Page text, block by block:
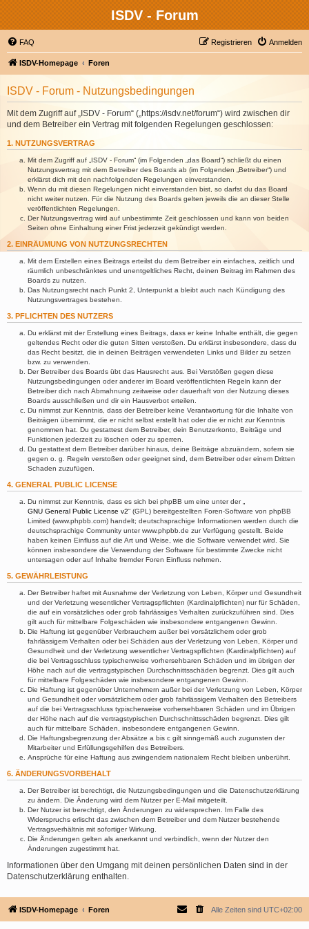
ISDV - Forum
FAQ Anmelden
Registrieren
ISDV-Homepage Foren
ISDV - Forum - Nutzungsbedingungen
Mit dem Zugriff auf „ISDV - Forum“ („https://isdv.net/forum“) wird zwischen dir
und dem Betreiber ein Vertrag mit folgenden Regelungen geschlossen:
1. NUTZUNGSVERTRAG
Mit dem Zugriff auf „ISDV - Forum“ (im Folgenden „das Board“) schließt du einen
Nutzungsvertrag mit dem Betreiber des Boards ab (im Folgenden „Betreiber“) und
erklärst dich mit den nachfolgenden Regelungen einverstanden.
Wenn du mit diesen Regelungen nicht einverstanden bist, so darfst du das Board
nicht weiter nutzen. Für die Nutzung des Boards gelten jeweils die an dieser Stelle
veröffentlichten Regelungen.
Der Nutzungsvertrag wird auf unbestimmte Zeit geschlossen und kann von beiden
Seiten ohne Einhaltung einer Frist jederzeit gekündigt werden.
2. EINRÄUMUNG VON NUTZUNGSRECHTEN
Mit dem Erstellen eines Beitrags erteilst du dem Betreiber ein einfaches, zeitlich und
räumlich unbeschränktes und unentgeltliches Recht, deinen Beitrag im Rahmen des
Boards zu nutzen.
Das Nutzungsrecht nach Punkt 2, Unterpunkt a bleibt auch nach Kündigung des
Nutzungsvertrages bestehen.
3. PFLICHTEN DES NUTZERS
Du erklärst mit der Erstellung eines Beitrags, dass er keine Inhalte enthält, die gegen
geltendes Recht oder die guten Sitten verstoßen. Du erklärst insbesondere, dass du
das Recht besitzt, die in deinen Beiträgen verwendeten Links und Bilder zu setzen
bzw. zu verwenden.
Der Betreiber des Boards übt das Hausrecht aus. Bei Verstößen gegen diese
Nutzungsbedingungen oder anderer im Board veröffentlichten Regeln kann der
Betreiber dich nach Abmahnung zeitweise oder dauerhaft von der Nutzung dieses
Boards ausschließen und dir ein Hausverbot erteilen.
Du nimmst zur Kenntnis, dass der Betreiber keine Verantwortung für die Inhalte von
Beiträgen übernimmt, die er nicht selbst erstellt hat oder die er nicht zur Kenntnis
genommen hat. Du gestattest dem Betreiber, dein Benutzerkonto, Beiträge und
Funktionen jederzeit zu löschen oder zu sperren.
Du gestattest dem Betreiber darüber hinaus, deine Beiträge abzuändern, sofern sie
gegen o. g. Regeln verstoßen oder geeignet sind, dem Betreiber oder einem Dritten
Schaden zuzufügen.
4. GENERAL PUBLIC LICENSE
Du nimmst zur Kenntnis, dass es sich bei phpBB um eine unter der „
GNU General Public License v2“ (GPL) bereitgestellten Foren-Software von phpBB
Limited (www.phpbb.com) handelt; deutschsprachige Informationen werden durch die
deutschsprachige Community unter www.phpbb.de zur Verfügung gestellt. Beide
haben keinen Einfluss auf die Art und Weise, wie die Software verwendet wird. Sie
können insbesondere die Verwendung der Software für bestimmte Zwecke nicht
untersagen oder auf Inhalte fremder Foren Einfluss nehmen.
5. GEWÄHRLEISTUNG
Der Betreiber haftet mit Ausnahme der Verletzung von Leben, Körper und Gesundheit
und der Verletzung wesentlicher Vertragspflichten (Kardinalpflichten) nur für Schäden,
die auf ein vorsätzliches oder grob fahrlässiges Verhalten zurückzuführen sind. Dies
gilt auch für mittelbare Folgeschäden wie insbesondere entgangenen Gewinn.
Die Haftung ist gegenüber Verbrauchern außer bei vorsätzlichem oder grob
fahrlässigem Verhalten oder bei Schäden aus der Verletzung von Leben, Körper und
Gesundheit und der Verletzung wesentlicher Vertragspflichten (Kardinalpflichten) auf
die bei Vertragsschluss typischerweise vorhersehbaren Schäden und im übrigen der
Höhe nach auf die vertragstypischen Durchschnittsschäden begrenzt. Dies gilt auch
für mittelbare Folgeschäden wie insbesondere entgangenen Gewinn.
Die Haftung ist gegenüber Unternehmern außer bei der Verletzung von Leben, Körper
und Gesundheit oder vorsätzlichem oder grob fahrlässigem Verhalten des Betreibers
auf die bei Vertragsschluss typischerweise vorhersehbaren Schäden und im Übrigen
der Höhe nach auf die vertragstypischen Durchschnittsschäden begrenzt. Dies gilt
auch für mittelbare Schäden, insbesondere entgangenen Gewinn.
Die Haftungsbegrenzung der Absätze a bis c gilt sinngemäß auch zugunsten der
Mitarbeiter und Erfüllungsgehilfen des Betreibers.
Ansprüche für eine Haftung aus zwingendem nationalem Recht bleiben unberührt.
6. ÄNDERUNGSVORBEHALT
Der Betreiber ist berechtigt, die Nutzungsbedingungen und die Datenschutzerklärung
zu ändern. Die Änderung wird dem Nutzer per E-Mail mitgeteilt.
Der Nutzer ist berechtigt, den Änderungen zu widersprechen. Im Falle des
Widerspruchs erlischt das zwischen dem Betreiber und dem Nutzer bestehende
Vertragsverhältnis mit sofortiger Wirkung.
Die Änderungen gelten als anerkannt und verbindlich, wenn der Nutzer den
Änderungen zugestimmt hat.
Informationen über den Umgang mit deinen persönlichen Daten sind in der
Datenschutzerklärung enthalten.
ISDV-Homepage Foren Alle Zeiten sind UTC+02:00